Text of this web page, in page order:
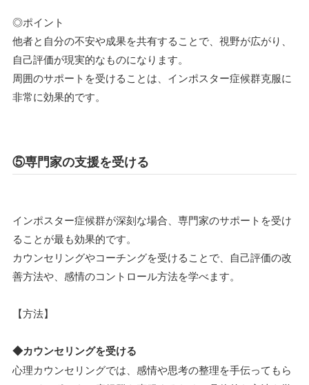
◎ポイント
他者と自分の不安や成果を共有することで、視野が広がり、
自己評価が現実的なものになります。
周囲のサポートを受けることは、インポスター症候群克服に
非常に効果的です。
⑤専門家の支援を受ける
インポスター症候群が深刻な場合、専門家のサポートを受け
ることが最も効果的です。
カウンセリングやコーチングを受けることで、自己評価の改
善方法や、感情のコントロール方法を学べます。
【方法】
◆カウンセリングを受ける
心理カウンセリングでは、感情や思考の整理を手伝ってもら